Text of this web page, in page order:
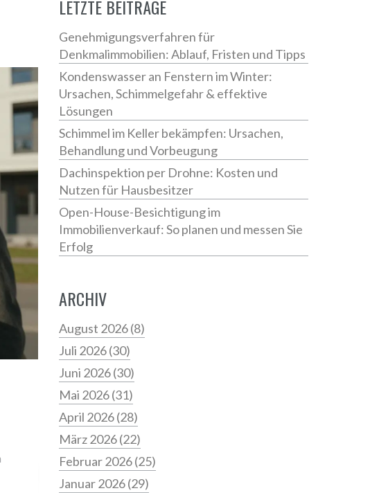
LETZTE BEITRÄGE
Genehmigungsverfahren für
Denkmalimmobilien: Ablauf, Fristen und Tipps
Kondenswasser an Fenstern im Winter:
Ursachen, Schimmelgefahr & effektive
Lösungen
Schimmel im Keller bekämpfen: Ursachen,
Behandlung und Vorbeugung
Dachinspektion per Drohne: Kosten und
Nutzen für Hausbesitzer
Open-House-Besichtigung im
Immobilienverkauf: So planen und messen Sie
Erfolg
ARCHIV
August 2026(8)
Juli 2026(30)
Juni 2026(30)
Mai 2026(31)
April 2026(28)
März 2026(22)
Februar 2026(25)
Januar 2026(29)